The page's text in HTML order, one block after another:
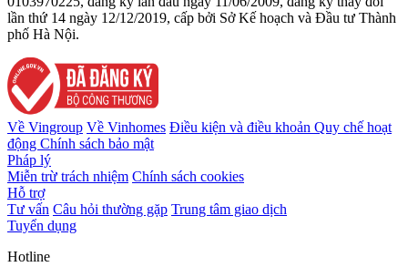
lần thứ 14 ngày 12/12/2019, cấp bởi Sở Kế hoạch và Đầu tư Thành
phố Hà Nội.
Về Vingroup Về Vinhomes Điều kiện và điều khoản Quy chế hoạt
động Chính sách bảo mật
Pháp lý
Miễn trừ trách nhiệm Chính sách cookies
Hỗ trợ
Tư vấn Câu hỏi thường gặp Trung tâm giao dịch
Tuyển dụng
Hotline